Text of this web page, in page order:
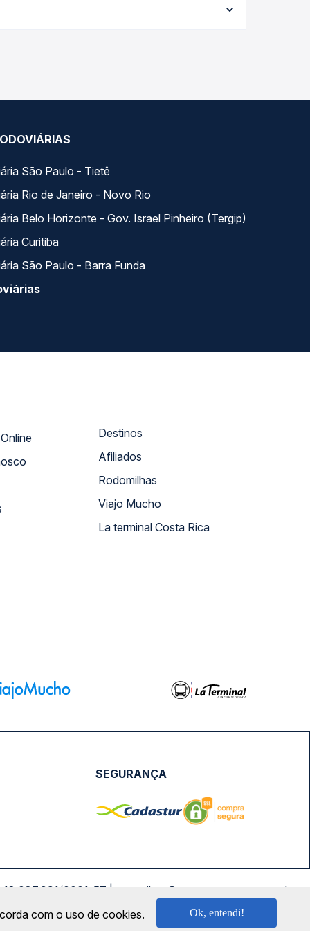
real e garante a melhor oferta para o seu
São Paulo - Tietê
Rio de Janeiro - Novo Rio
Belo Horizonte - Gov. Israel Pinheiro (Tergip)
Curitiba
São Paulo - Barra Funda
Atendimento Online
Destinos
Afiliados
Rodomilhas
Viajo Mucho
La terminal Costa Rica
SEGURANÇA
0001-57 | saconibus@queropassagem.com.br
com o uso de cookies. Ok, entendi!